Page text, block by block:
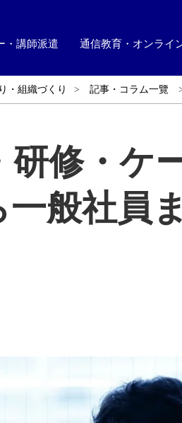
・講師派遣 通信教育・オンライ
・組織づくり 記事・コラム一覽
修・ケ
般社員